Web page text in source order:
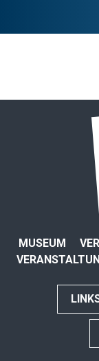
MUSEUM